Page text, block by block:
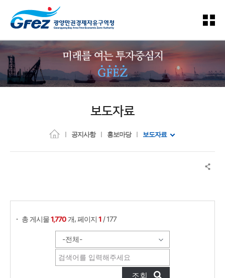
보도자료
공지사항 홍보마당 보도자료
총 게시물1,770 개,페이지1 / 177